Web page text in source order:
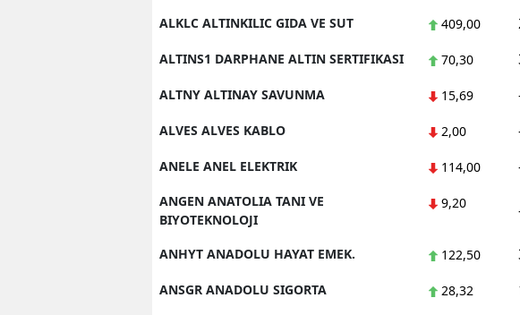
ALKLC ALTINKILIC GIDA VE SUT 409,00
ALTINS1 DARPHANE ALTIN SERTIFIKASI 70,30
ALTNY ALTINAY SAVUNMA 15,69
ALVES ALVES KABLO 2,00
ANELE ANEL ELEKTRIK 114,00
ANGEN ANATOLIA TANI VE
BIYOTEKNOLOJI
9,20
ANHYT ANADOLU HAYAT EMEK. 122,50
ANSGR ANADOLU SIGORTA 28,32